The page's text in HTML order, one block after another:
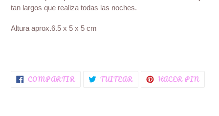
tu
de
tan largos que realiza todas las noches.
Altura aprox.6.5 x 5 x 5 cm
COMPARTIR COMPARTIR
EN TUITEAR TUITEAR
EN HACER PINEN